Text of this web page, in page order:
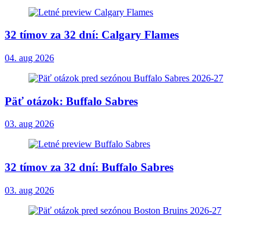
32 tímov za 32 dní: Calgary Flames
04. aug 2026
Päť otázok: Buffalo Sabres
03. aug 2026
32 tímov za 32 dní: Buffalo Sabres
03. aug 2026